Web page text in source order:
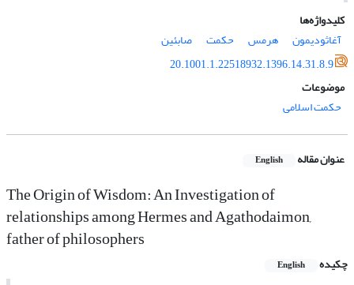
کلیدواژه‌ها
آغاثودیمون
هرمس حکمت
صابئین
20.1001.1.22518932.1396.14.31.8.9
موضوعات
حکمت اسلامی
عنوان مقاله English
The Origin of Wisdom: An Investigation of
relationships among Hermes and Agathodaimon,
father of philosophers
چکیده English